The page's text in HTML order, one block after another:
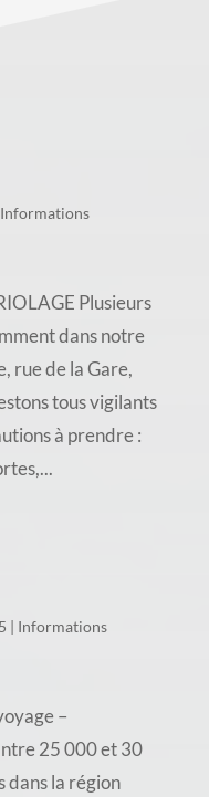
Informations
Plusieurs
dans notre
rue de la Gare,
tous vigilants
à prendre :
| Informations
–
25 000 et 30
dans la région